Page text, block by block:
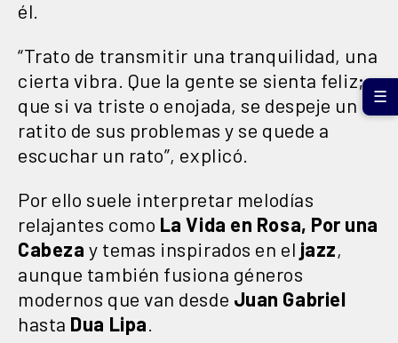
él.
“Trato de transmitir una tranquilidad, una
cierta vibra. Que la gente se sienta feliz;
que si va triste o enojada, se despeje un
ratito de sus problemas y se quede a
escuchar un rato”, explicó.
Por ello suele interpretar melodías
relajantes como La Vida en Rosa, Por una
Cabeza y temas inspirados en el jazz,
aunque también fusiona géneros
modernos que van desde Juan Gabriel
hasta Dua Lipa
☰